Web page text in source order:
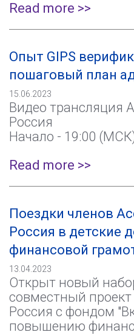
Read more >>
Опыт GIPS
пошаговый план
15.06.2023
Видео трансляция
Россия
Начало - 19:00
Read more >>
Поездки членов
Россия в детские
финансовой
13.04.2023
Открыт новый
совместный
Россия с фондом
повышению